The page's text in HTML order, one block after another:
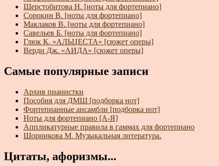
Шерстобитова Н. [ноты для фортепиано]
Сорокин В. [ноты для фортепиано]
Маклаков В. [ноты для фортепиано]
Савельев Б. [ноты для фортепиано]
Глюк К. «АЛЬЦЕСТА» [сюжет оперы]
Верди Дж. «АИДА» [сюжет оперы]
Самые популярные записи
Архив пианистки
Пособия для ДМШ [подборка нот]
Фортепианные ансамбли [подборка нот]
Ноты для фортепиано [А-Я]
Аппликатурные правила в гаммах для фортепиано
Шорникова М. Музыкальная литература.
Цитаты, афоризмы...